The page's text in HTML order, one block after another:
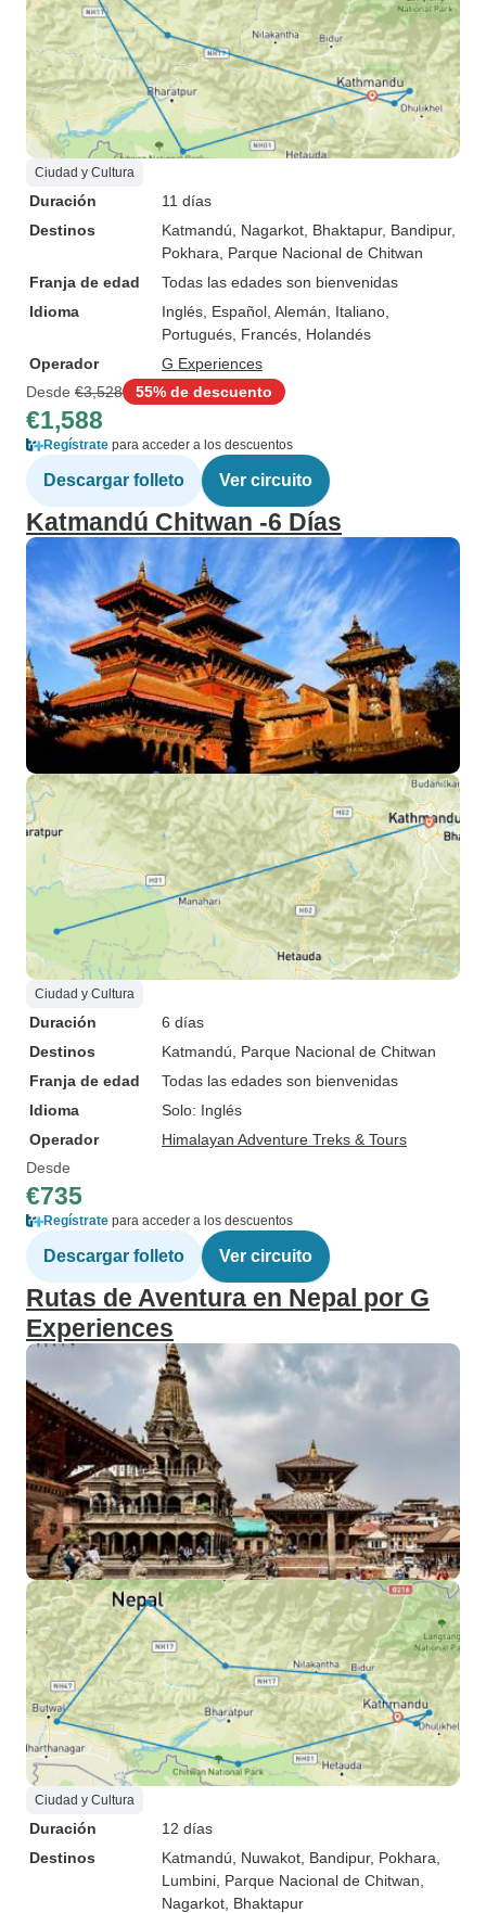
Ciudad y Cultura
Duración
11 días
Destinos
Katmandú , Nagarkot , Bhaktapur, Bandipur,
Pokhara , Parque Nacional de Chitwan
Franja de edad
Todas las edades son bienvenidas
Idioma
Inglés, Español, Alemán, Italiano,
Portugués, Francés, Holandés
Operador
G Experiences
Desde €3,528 55% de descuento
€1,588
Regístrate para acceder a los descuentos
Descargar folleto Ver circuito
Katmandú Chitwan -6 Días
Ciudad y Cultura
Duración
6 días
Destinos
Katmandú , Parque Nacional de Chitwan
Franja de edad
Todas las edades son bienvenidas
Idioma
Solo: Inglés
Operador
Himalayan Adventure Treks & Tours
Desde
€735
Regístrate para acceder a los descuentos
Descargar folleto Ver circuito
Rutas de Aventura en Nepal por G
Experiences
Ciudad y Cultura
Duración
12 días
Destinos
Katmandú , Nuwakot , Bandipur, Pokhara
Lumbini , Parque Nacional de Chitwan
Nagarkot , Bhaktapur